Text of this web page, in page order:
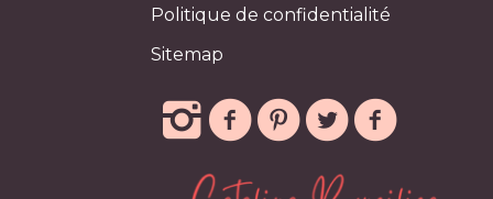
Politique de confidentialité
Sitemap